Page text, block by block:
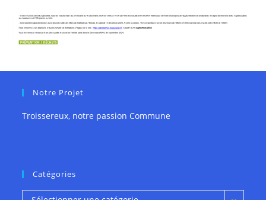
Notre Projet
Troissereux, notre passion Commune
Catégories
Catégories